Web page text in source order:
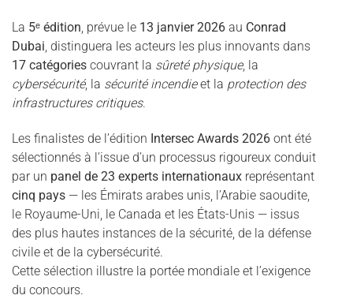
La 5ᵉ édition, prévue le 13 janvier 2026 au Conrad
Dubai, distinguera les acteurs les plus innovants dans
17 catégories couvrant la sûreté physique, la
cybersécurité, la sécurité incendieet la protection des
infrastructures critiques.
Les finalistes de l’édition Intersec Awards 2026 ont été
sélectionnés à l’issue d’un processus rigoureux conduit
par un panel de 23 experts internationaux représentant
cinq pays — les Émirats arabes unis, l’Arabie saoudite,
le Royaume-Uni, le Canada et les États-Unis — issus
des plus hautes instances de la sécurité, de la défense
civile et de la cybersécurité.
Cette sélection illustre la portée mondiale et l’exigence
du concours.